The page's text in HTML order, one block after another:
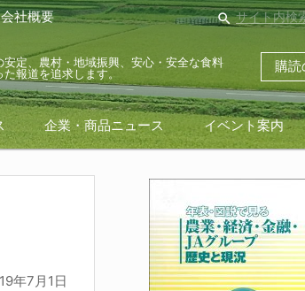
会社概要 search
定、農村・地域振興、安心・安全な食料
報道を追求します。
購読
企業・商品ニュース イベント案内
年7月1日